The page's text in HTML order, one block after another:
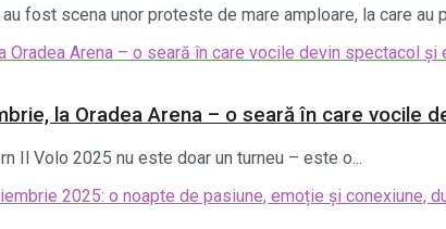
fost scena unor proteste de mare amploare, la care au
la Oradea Arena – o seară în care vocile
Il Volo 2025 nu este doar un turneu – este o...